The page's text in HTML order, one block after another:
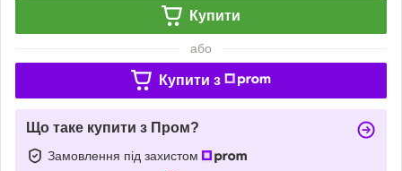
Купити
або
Купити з
Що таке купити з Пром?
Замовлення під захистом